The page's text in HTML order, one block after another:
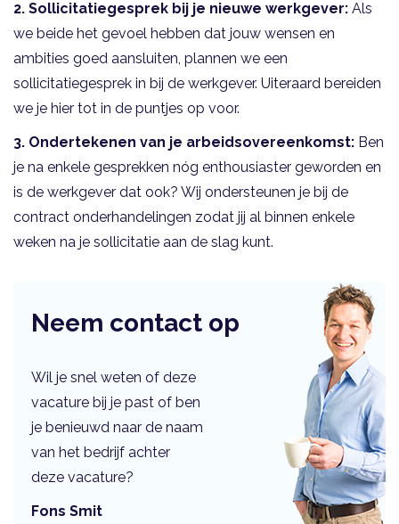
2. Sollicitatiegesprek bij je nieuwe werkgever: Als
we beide het gevoel hebben dat jouw wensen en
ambities goed aansluiten, plannen we een
sollicitatiegesprek in bij de werkgever. Uiteraard bereiden
we je hier tot in de puntjes op voor.
3. Ondertekenen van je arbeidsovereenkomst: Ben
je na enkele gesprekken nóg enthousiaster geworden en
is de werkgever dat ook? Wij ondersteunen je bij de
contract onderhandelingen zodat jij al binnen enkele
weken na je sollicitatie aan de slag kunt.
Neem contact op
Wil je snel weten of deze
vacature bij je past of ben
je benieuwd naar de naam
van het bedrijf achter
deze vacature?
Fons Smit